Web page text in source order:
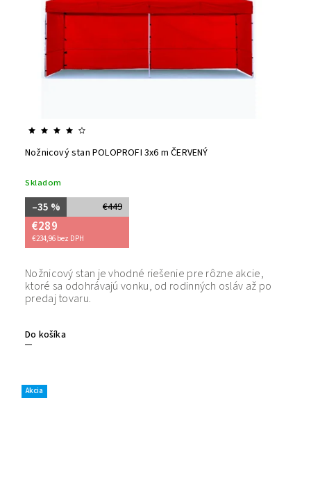
Nožnicový stan POLOPROFI 3x6 m ČERVENÝ
Skladom
€449
–35 %
€289
€234,96 bez DPH
Do košíka
Nožnicový stan je vhodné riešenie pre rôzne akcie,
ktoré sa odohrávajú vonku, od rodinných osláv až po
predaj tovaru.
Akcia